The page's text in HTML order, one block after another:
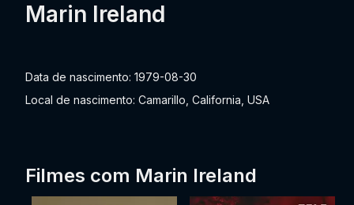
Marin Ireland
Data de nascimento: 1979-08-30
Local de nascimento: Camarillo, California, USA
Filmes com Marin Ireland